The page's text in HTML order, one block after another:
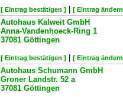
[ Eintrag bestätigen ] [ Eintrag
Autohaus Kalweit GmbH
Anna-Vandenhoeck-Ring 1
37081 Göttingen
[ Eintrag bestätigen ] [ Eintrag
Autohaus Schumann GmbH
Groner Landstr. 52 a
37081 Göttingen